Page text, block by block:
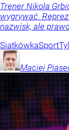
Trener Nikola
wygrywać.
nazwisk, ale
SiatkówkaSport
Maciej